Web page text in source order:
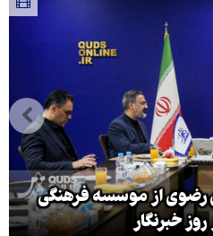
رضوی از موسسه فرهنگی
خبرنگار